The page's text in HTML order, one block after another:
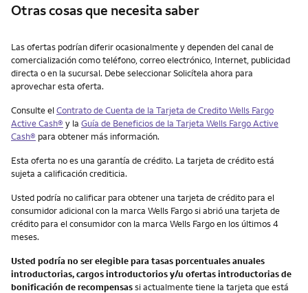
Otras cosas que necesita saber
Otras cosas que necesita saber
Las ofertas podrían diferir ocasionalmente y dependen del canal de
comercialización como teléfono, correo electrónico, Internet, publicidad
directa o en la sucursal. Debe seleccionar Solicítela ahora para
aprovechar esta oferta.
Consulte elContrato de Cuenta de la Tarjeta de CreditoWells Fargo
Active Cash® y la Guía de Beneficios de la Tarjeta Wells FargoActive
Cash® para obtener más información.
Esta oferta no es una garantía de crédito. La tarjeta de crédito está
sujeta a calificación crediticia.
Usted podría no calificar para obtener una tarjeta de crédito para el
consumidor adicional con la marca Wells Fargo si abrió una tarjeta de
crédito para el consumidor con la marca Wells Fargo en los últimos 4
meses.
Usted podría no ser elegible para tasas porcentuales anuales
introductorias, cargos introductorios y/u ofertas introductorias de
bonificación de recompensassi actualmente tiene la tarjeta que está